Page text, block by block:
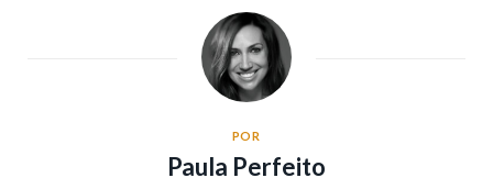
POR
Paula Perfeito